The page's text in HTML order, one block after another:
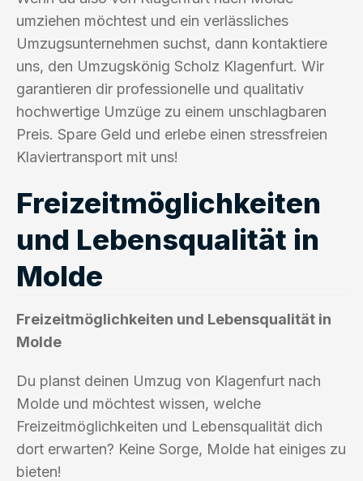
umziehen möchtest und ein verlässliches
Umzugsunternehmen suchst, dann kontaktiere
uns, den Umzugskönig Scholz Klagenfurt. Wir
garantieren dir professionelle und qualitativ
hochwertige Umzüge zu einem unschlagbaren
Preis. Spare Geld und erlebe einen stressfreien
Klaviertransport mit uns!
Freizeitmöglichkeiten
und Lebensqualität in
Molde
Freizeitmöglichkeiten und Lebensqualität in
Molde
Du planst deinen Umzug von Klagenfurt nach
Molde und möchtest wissen, welche
Freizeitmöglichkeiten und Lebensqualität dich
dort erwarten? Keine Sorge, Molde hat einiges zu
bieten!